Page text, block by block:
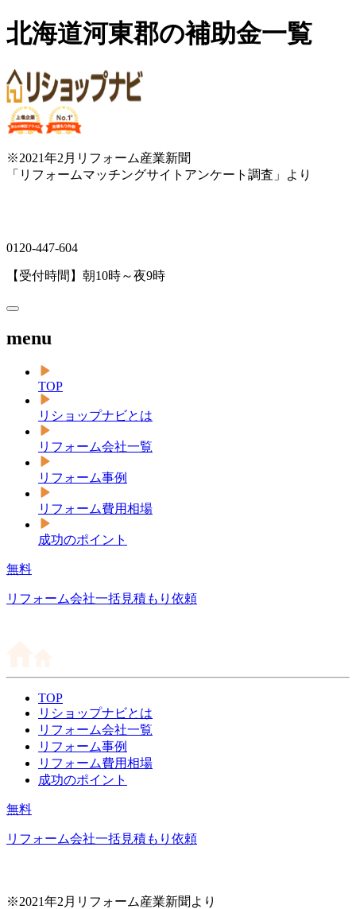
北海道河東郡の補助金一覧
※2021年2月リフォーム産業新聞
「リフォームマッチングサイトアンケート調査」より
0120-447-604
【受付時間】朝10時～夜9時
menu
TOP
リショップナビとは
リフォーム会社一覧
リフォーム事例
リフォーム費用相場
成功のポイント
無料
リフォーム会社一括見積もり依頼
TOP
リショップナビとは
リフォーム会社一覧
リフォーム事例
リフォーム費用相場
成功のポイント
無料
リフォーム会社一括見積もり依頼
※2021年2月リフォーム産業新聞より